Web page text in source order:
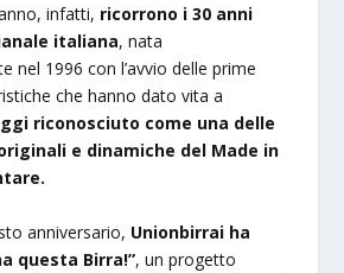
infatti, ricorrono i 30 anni
italiana, nata
nel 1996 con l’avvio delle prime
che hanno dato vita a
riconosciuto come una delle
e dinamiche del Made in
anniversario, Unionbirrai ha
questa Birra!”, un progetto